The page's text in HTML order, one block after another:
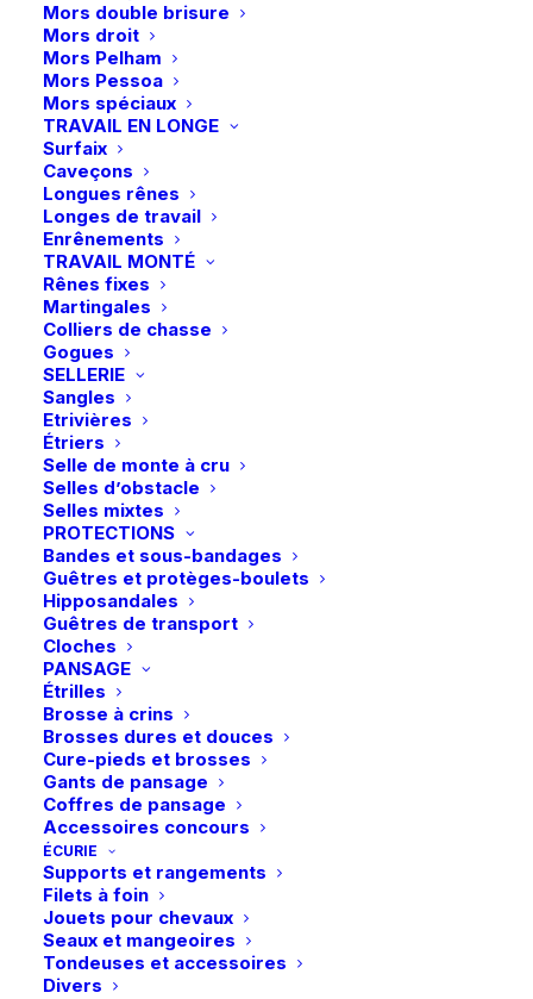
Mors double brisure
Mors droit
Mors Pelham
Mors Pessoa
Mors spéciaux
TRAVAIL EN LONGE
Surfaix
Caveçons
Longues rênes
Longes de travail
Enrênements
TRAVAIL MONTÉ
Rênes fixes
Martingales
Colliers de chasse
Gogues
SELLERIE
Sangles
Etrivières
Étriers
Selle de monte à cru
Selles d’obstacle
Selles mixtes
PROTECTIONS
Bandes et sous-bandages
Guêtres et protèges-boulets
Hipposandales
Guêtres de transport
Cloches
PANSAGE
Étrilles
Brosse à crins
Brosses dures et douces
Cure-pieds et brosses
Gants de pansage
Coffres de pansage
Accessoires concours
ÉCURIE
Supports et rangements
Filets à foin
Jouets pour chevaux
Seaux et mangeoires
Tondeuses et accessoires
Divers
LeMieux | Masque anti-mouches
Visor-Tek Full – Jay Blue
29,95€
Tenez les mouches irritantes à distance avec le
masque anti-mouches Visor-Tek.
Taille
XS
Effacer
quantité
de
LeMieux
|
Masque
anti-
mouches
Visor-
Tek
Full
-
Jay
Blue
Livraison gratuite à partir de 99 euros
Échange gratuit pendant 14 jours
Retrait gratuit en magasin
Paiement rapide et sécurisé
Description
Détails